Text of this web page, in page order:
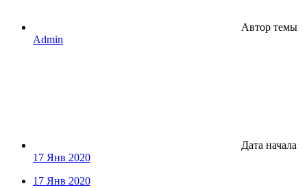
Автор темы
Admin
Дата начала
17 Янв 2020
17 Янв 2020